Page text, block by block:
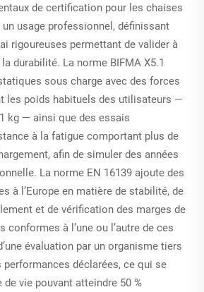
de certification pour les chaises
usage professionnel, définissant
rigoureuses permettant de valider à
durabilité. La norme BIFMA X5.1
sous charge avec des forces
les poids habituels des utilisateurs —
kg — ainsi que des essais
à la fatigue comportant plus de
afin de simuler des années
La norme EN 16139 ajoute des
à l’Europe en matière de stabilité, de
et de vérification des marges de
conformes à l’une ou l’autre de ces
évaluation par un organisme tiers
performances déclarées, ce qui se
de vie pouvant atteindre 50 %